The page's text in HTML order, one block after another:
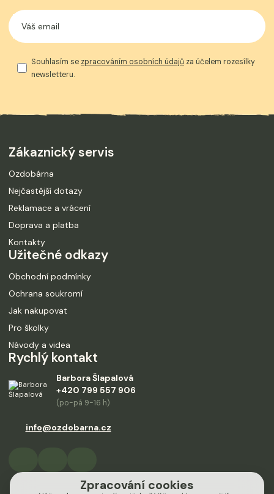
Souhlasím se zpracováním osobních údajů za účelem rozesílky
newsletteru.
Zákaznický servis
Ozdobárna
Nejčastější dotazy
Reklamace a vrácení
Doprava a platba
Kontakty
Užitečné odkazy
Obchodní podmínky
Ochrana soukromí
Jak nakupovat
Pro školky
Návody a videa
Rychlý kontakt
Barbora Šlapalová
+420 799 557 906
(po-pá 9-16 h)
info@ozdobarna.cz
Zpracování cookies